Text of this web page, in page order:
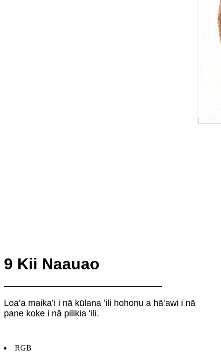
9 Kii Naauao
————————————————————
Loaʻa maikaʻi i nā kūlana ʻili hohonu a hāʻawi i nā
pane koke i nā pilikia ʻili.
RGB